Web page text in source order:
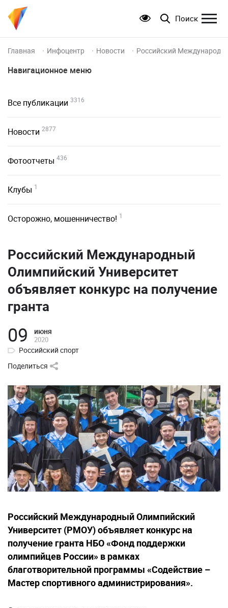
Поиск
Главная Инфоцентр Новости Российский
Навигационное меню
Все публикации 3316
Новости 2877
Фотоотчеты 436
Клубы 1
Осторожно, мошенничество! 1
Российский Международный
Олимпийский Университет
объявляет конкурс на получение
гранта
09 июня
2020
Российский спорт
Поделиться
Российский Международный Олимпийский
Университет (РМОУ) объявляет конкурс на
получение гранта НБО «Фонд поддержки
олимпийцев России» в рамках
благотворительной программы «Содействие –
Мастер спортивного администрирования».